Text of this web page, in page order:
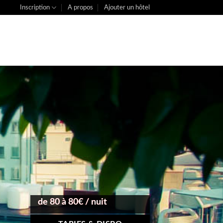
Inscription A propos Ajouter un hôtel
de 80 à 80€ / nuit